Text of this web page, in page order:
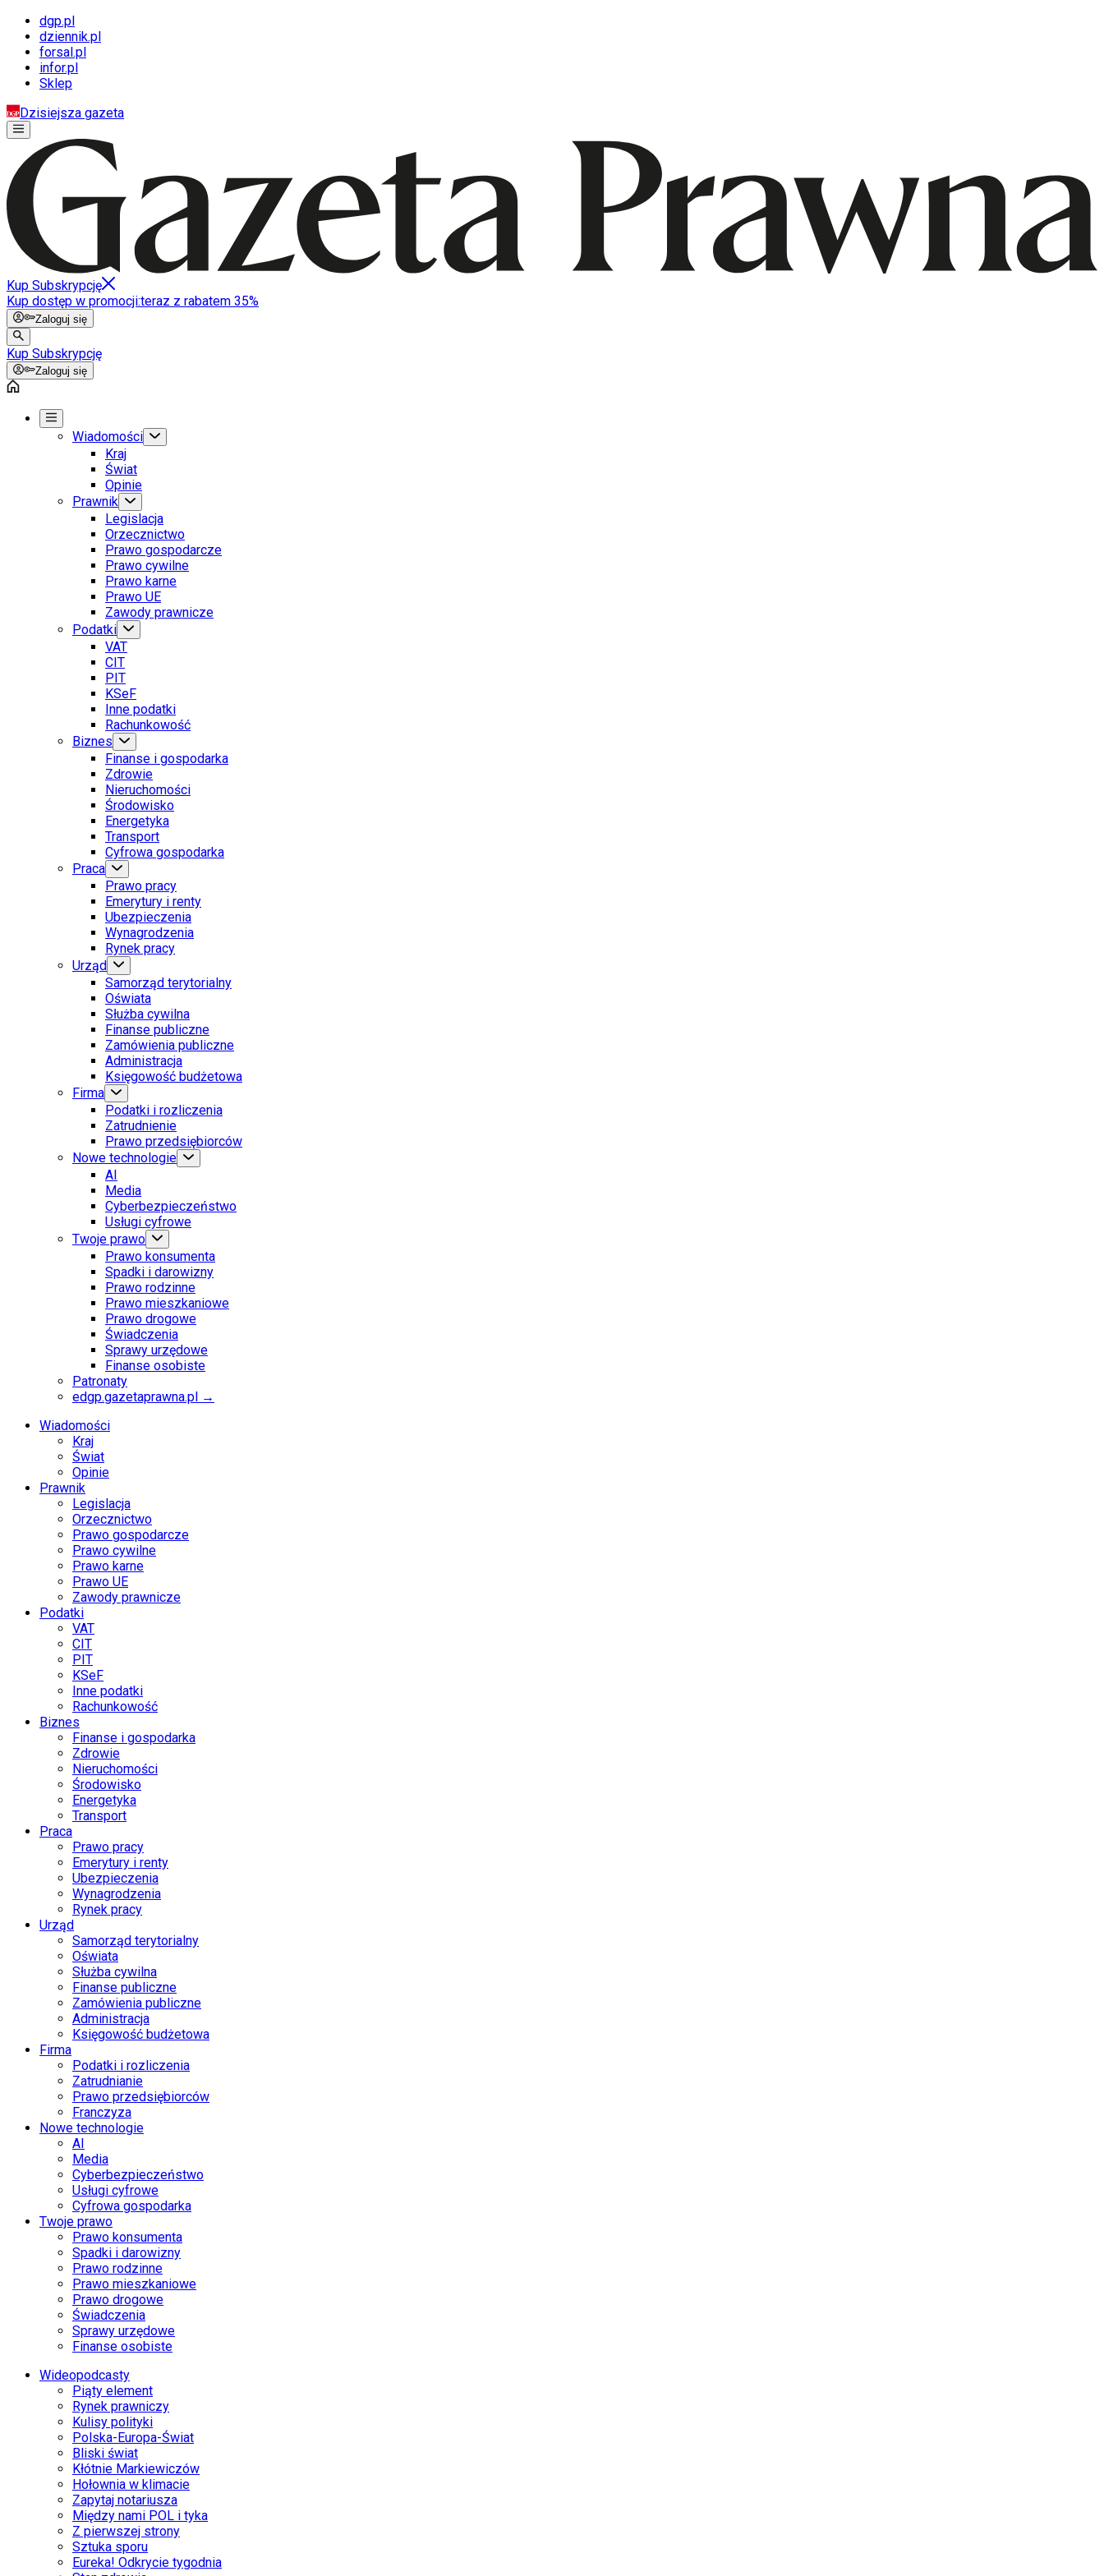
dgp.pl
dziennik.pl
forsal.pl
infor.pl
Sklep
Dzisiejsza gazeta
Kup Subskrypcję
Kup dostęp w promocji:teraz z rabatem 35%
Zaloguj się
Kup Subskrypcję
Zaloguj się
Wiadomości
Kraj
Świat
Opinie
Prawnik
Legislacja
Orzecznictwo
Prawo gospodarcze
Prawo cywilne
Prawo karne
Prawo UE
Zawody prawnicze
Podatki
VAT
CIT
PIT
KSeF
Inne podatki
Rachunkowość
Biznes
Finanse i gospodarka
Zdrowie
Nieruchomości
Środowisko
Energetyka
Transport
Cyfrowa gospodarka
Praca
Prawo pracy
Emerytury i renty
Ubezpieczenia
Wynagrodzenia
Rynek pracy
Urząd
Samorząd terytorialny
Oświata
Służba cywilna
Finanse publiczne
Zamówienia publiczne
Administracja
Księgowość budżetowa
Firma
Podatki i rozliczenia
Zatrudnienie
Prawo przedsiębiorców
Nowe technologie
AI
Media
Cyberbezpieczeństwo
Usługi cyfrowe
Twoje prawo
Prawo konsumenta
Spadki i darowizny
Prawo rodzinne
Prawo mieszkaniowe
Prawo drogowe
Świadczenia
Sprawy urzędowe
Finanse osobiste
Patronaty
edgp.gazetaprawna.pl →
Wiadomości
Kraj
Świat
Opinie
Prawnik
Legislacja
Orzecznictwo
Prawo gospodarcze
Prawo cywilne
Prawo karne
Prawo UE
Zawody prawnicze
Podatki
VAT
CIT
PIT
KSeF
Inne podatki
Rachunkowość
Biznes
Finanse i gospodarka
Zdrowie
Nieruchomości
Środowisko
Energetyka
Transport
Praca
Prawo pracy
Emerytury i renty
Ubezpieczenia
Wynagrodzenia
Rynek pracy
Urząd
Samorząd terytorialny
Oświata
Służba cywilna
Finanse publiczne
Zamówienia publiczne
Administracja
Księgowość budżetowa
Firma
Podatki i rozliczenia
Zatrudnianie
Prawo przedsiębiorców
Franczyza
Nowe technologie
AI
Media
Cyberbezpieczeństwo
Usługi cyfrowe
Cyfrowa gospodarka
Twoje prawo
Prawo konsumenta
Spadki i darowizny
Prawo rodzinne
Prawo mieszkaniowe
Prawo drogowe
Świadczenia
Sprawy urzędowe
Finanse osobiste
Wideopodcasty
Piąty element
Rynek prawniczy
Kulisy polityki
Polska-Europa-Świat
Bliski świat
Kłótnie Markiewiczów
Hołownia w klimacie
Zapytaj notariusza
Między nami POL i tyka
Z pierwszej strony
Sztuka sporu
Eureka! Odkrycie tygodnia